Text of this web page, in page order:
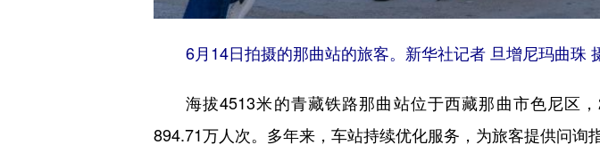
6月14日拍摄的那曲站的旅客。新华社记者 旦增尼玛曲珠
海拔4513米的青藏铁路那曲站位于西藏那曲市色尼区
894.71万人次。多年来，车站持续优化服务，为旅客提供问询